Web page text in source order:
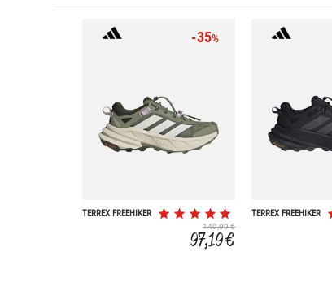
-35%
TERREX FREEHIKER
149,99 €
97,19 €
TERREX FREEHIKER